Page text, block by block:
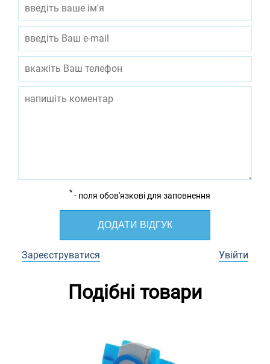
* - поля обов'язкові для заповнення
ДОДАТИ ВІДГУК
Зареєструватися Увійти
Подібні товари